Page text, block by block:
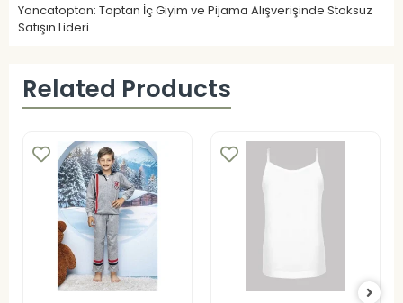
Yoncatoptan: Toptan İç Giyim ve Pijama Alışverişinde Stoksuz
Satışın Lideri
Related Products